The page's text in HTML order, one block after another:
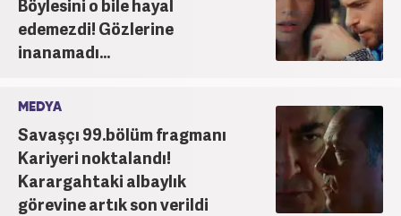
Böylesini o bile hayal
edemezdi! Gözlerine
inanamadı...
MEDYA
Savaşçı 99.bölüm fragmanı
Kariyeri noktalandı!
Karargahtaki albaylık
görevine artık son verildi